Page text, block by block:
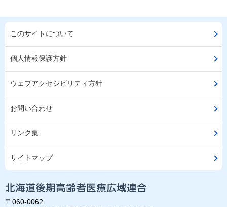
このサイトについて
個人情報保護方針
ウェブアクセシビリティ方針
お問い合わせ
リンク集
サイトマップ
〒060-0062